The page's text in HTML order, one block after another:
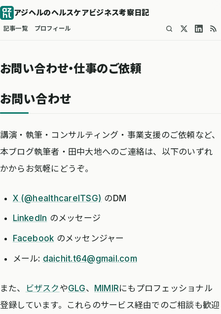
アジヘルのヘルスケアビジネス考察日記
記事一覧 プロフィール
お問い合わせ・仕事のご依頼
お問い合わせ
講演・執筆・コンサルティング・事業支援のご依頼など、
本ブログ執筆者・田中大地へのご連絡は、以下のいずれ
かからお気軽にどうぞ。
X (@healthcareITSG) のDM
LinkedIn のメッセージ
Facebook のメッセンジャー
メール: daichit.t64@gmail.com
また、 ビザスク やGLG、 MIMIRにもプロフェッショナル
登録しています。これらのサービス経由でのご相談も歓迎